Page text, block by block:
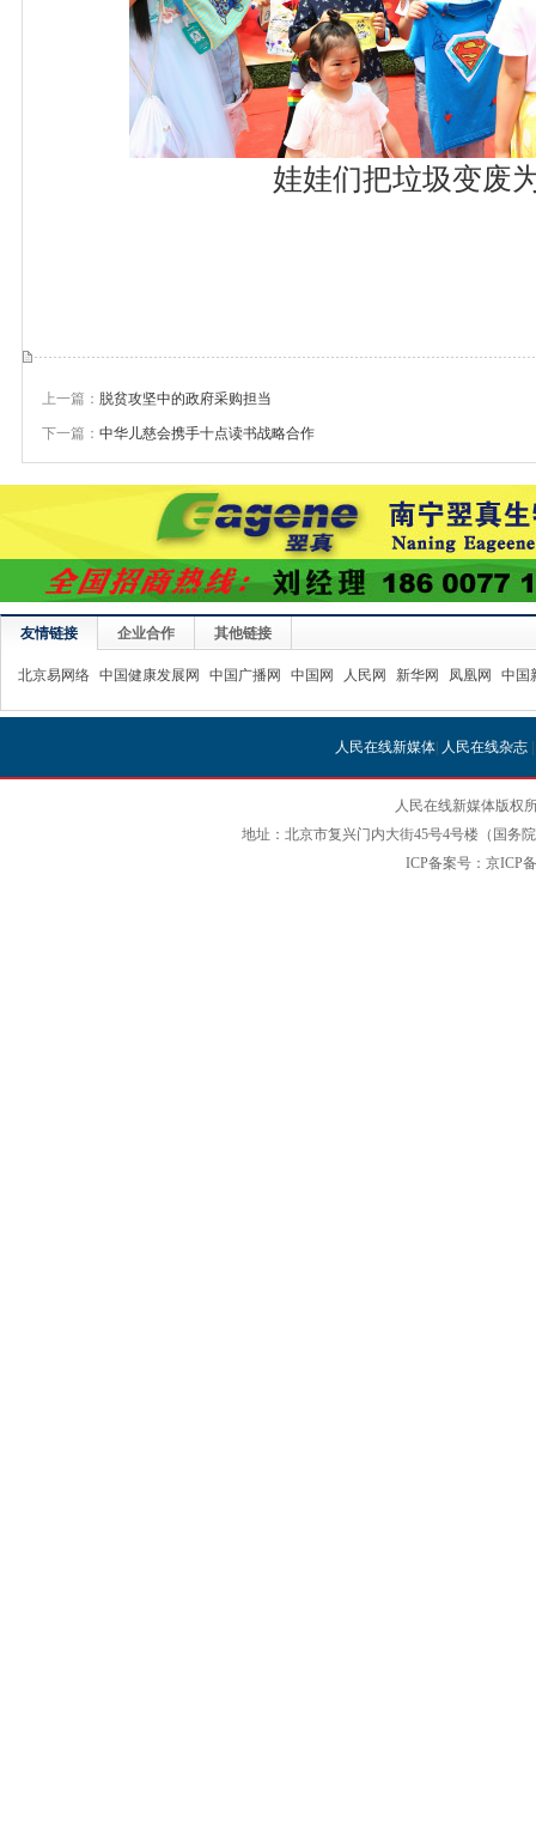
娃娃们把垃圾变废
上一篇： 脱贫攻坚中的政府采购担当
下一篇： 中华儿慈会携手十点读书战略合作
友情链接 企业合作 其他链接
北京易网络 中国健康发展网 中国广播网 中国网 人民网 新华网 凤凰网 中国
人民在线新媒体| 人民在线杂志|
人民在线新媒体版权
地址：北京市复兴门内大街45号4号楼（国务
ICP备案号：京ICP